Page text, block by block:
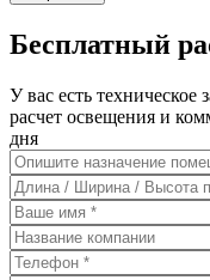
Бесплатный
У вас есть
расчет освещения и
дня